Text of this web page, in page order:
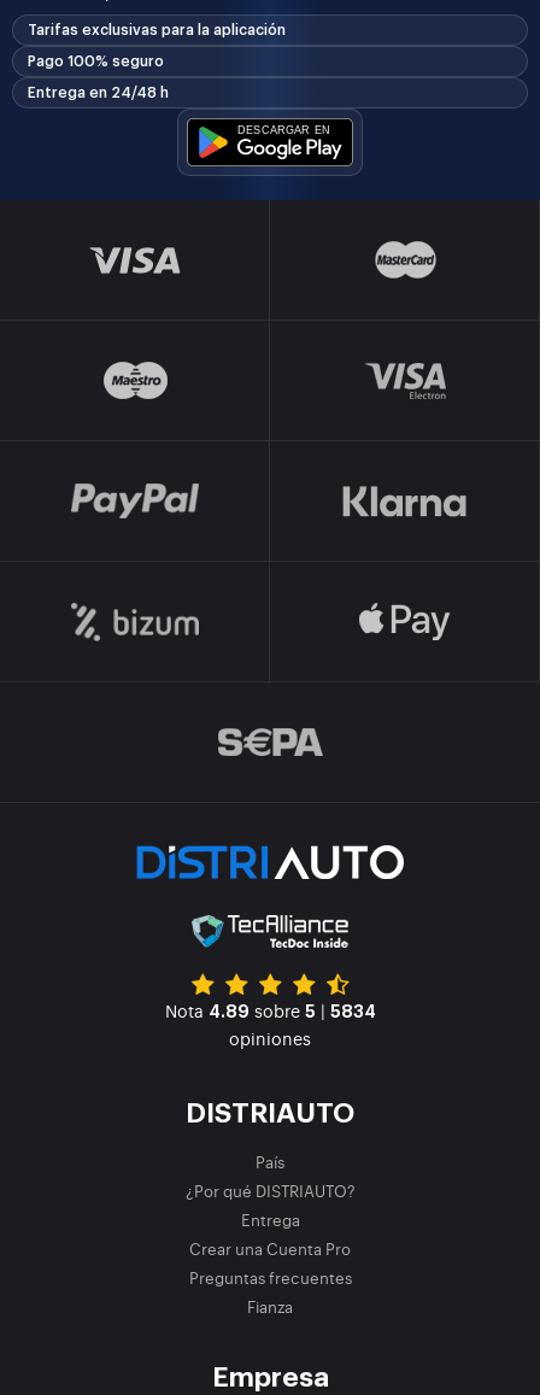
Tarifas exclusivas para la aplicación
Pago 100% seguro
Entrega en 24/48 h
Nota 4.89 sobre 5 | 5834
opiniones
DISTRIAUTO
País
¿Por qué DISTRIAUTO?
Entrega
Crear una Cuenta Pro
Preguntas frecuentes
Fianza
Empresa